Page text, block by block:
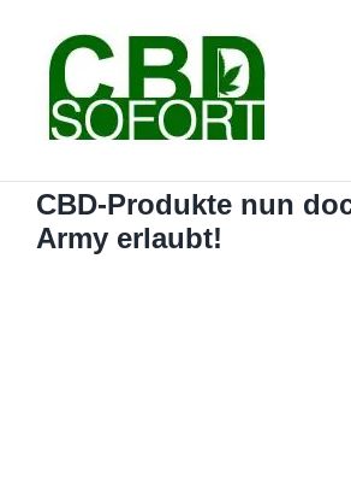
springen
CBD-Produkte nun
Army erlaubt!